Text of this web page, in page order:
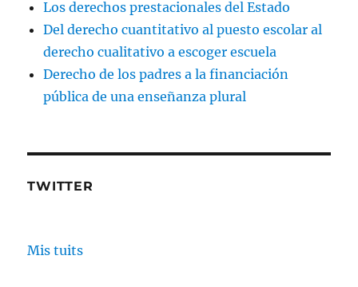
Los derechos prestacionales del Estado
Del derecho cuantitativo al puesto escolar al
derecho cualitativo a escoger escuela
Derecho de los padres a la financiación
pública de una enseñanza plural
TWITTER
Mis tuits